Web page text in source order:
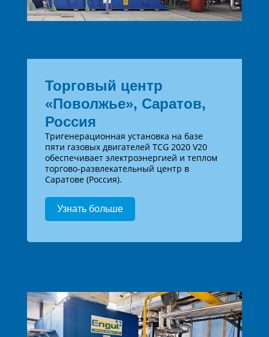
Торговый центр
«Поволжье», Саратов,
Россия
Тригенерационная установка на базе
пяти газовых двигателей TCG 2020 V20
обеспечивает электроэнергией и теплом
торгово-развлекательный центр в
Саратове (Россия).
Узнать больше